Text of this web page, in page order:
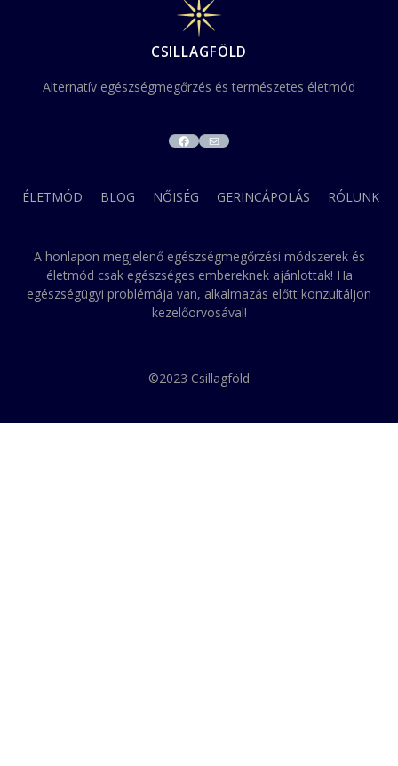
CSILLAGFÖLD
Alternatív egészségmegőrzés és természetes életmód
FACEBOOK
MAIL
ÉLETMÓD BLOG NŐISÉG GERINCÁPOLÁS RÓLUNK
A honlapon megjelenő egészségmegőrzési módszerek és
életmód csak egészséges embereknek ajánlottak! Ha
egészségügyi problémája van, alkalmazás előtt konzultáljon
kezelőorvosával!
©2023 Csillagföld